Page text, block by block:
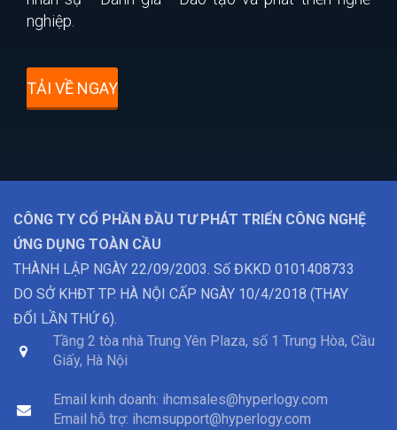
nghiệp.
TẢI VỀ NGAY
CÔNG TY CỔ PHẦN ĐẦU TƯ PHÁT TRIỂN CÔNG NGHỆ
ỨNG DỤNG TOÀN CẦU
THÀNH LẬP NGÀY 22/09/2003. Số ĐKKD 0101408733
DO SỞ KHĐT TP. HÀ NỘI CẤP NGÀY 10/4/2018 (THAY
ĐỔI LẦN THỨ 6).
Tầng 2 tòa nhà Trung Yên Plaza, số 1 Trung Hòa, Cầu
Giấy, Hà Nội
Email kinh doanh: ihcmsales@hyperlogy.com
Email hỗ trợ: ihcmsupport@hyperlogy.com